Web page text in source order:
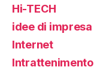
Hi-TECH
idee di impresa
Internet
Intrattenimento